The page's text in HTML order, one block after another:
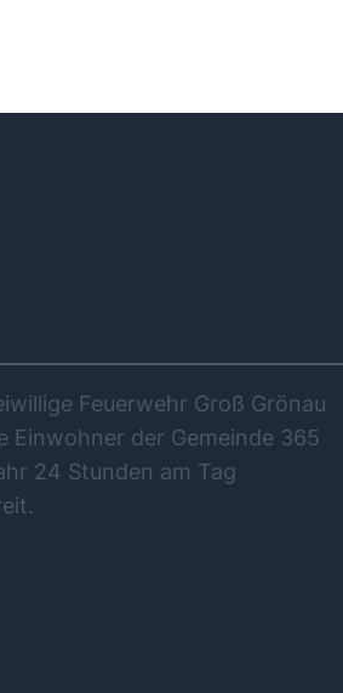
Feuerwehr Groß Grönau
Einwohner der Gemeinde 365
24 Stunden am Tag